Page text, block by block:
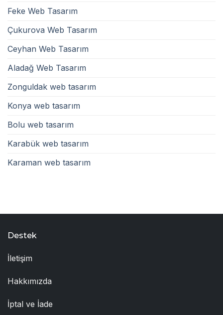
Feke Web Tasarım
Çukurova Web Tasarım
Ceyhan Web Tasarım
Aladağ Web Tasarım
Zonguldak web tasarım
Konya web tasarım
Bolu web tasarım
Karabük web tasarım
Karaman web tasarım
Destek
İletişim
Hakkımızda
İptal ve İade